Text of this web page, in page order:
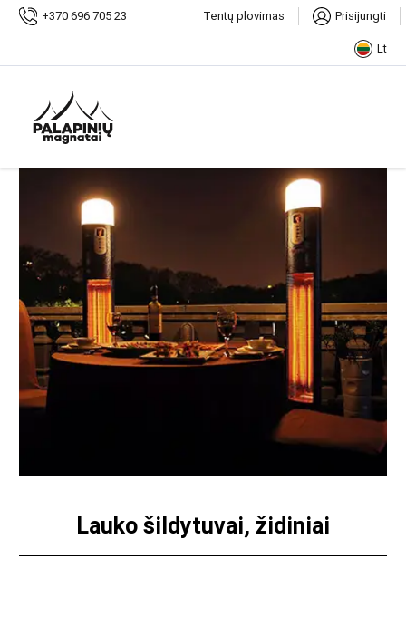
+370 696 705 23 Tentų plovimas Prisijungti
Lt
Pradžia Parduotuvė Lauko šildytuvai, židiniai
Lauko šildytuvai, židiniai